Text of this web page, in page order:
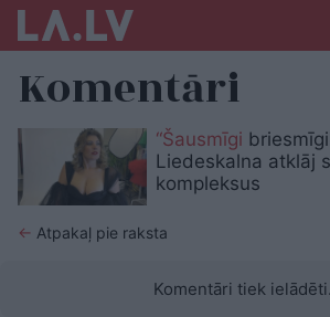
Komentāri
“Šausmīgi
Liedeskalna atklāj
kompleksus
← Atpakaļ pie raksta
Komentāri tiek